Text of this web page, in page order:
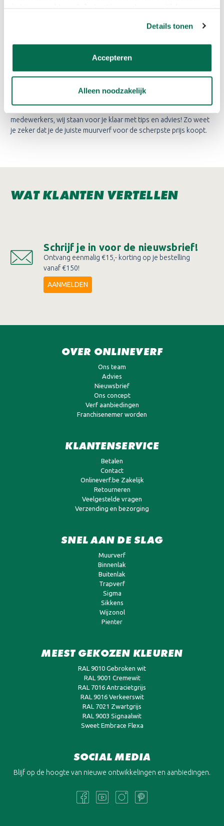
Details tonen
Accepteren
Alleen noodzakelijk
Voor een sterk zuigende ondergrond of een nog nooit
voorstrijk.
Voor het schilderen van een hele kamer voeg je plafondverf
Heb je vragen rondom muurverf aanbiedingen, wil je overleggen
medewerkers, wij staan voor je klaar met tips en advies! Zo weet
je zeker dat je de juiste muurverf voor de scherpste prijs koopt.
WAT KLANTEN VERTELLEN
Schrijf je in voor de nieuwsbrief!
Ontvang eenmalig €15,- korting op je bestelling
vanaf €150!
AANMELDEN
OVER ONLINEVERF
Ons team
Advies
Nieuwsbrief
Ons concept
Verf aanbiedingen
Franchisenemer worden
KLANTENSERVICE
Betalen
Contact
Onlineverf.be Zakelijk
Retourneren
Veelgestelde vragen
Verzending en bezorging
SNEL AAN DE SLAG
Muurverf
Binnenlak
Buitenlak
Trapverf
Sigma
Sikkens
Wijzonol
Pienter
MEEST GEKOZEN KLEUREN
RAL 9010 Gebroken wit
RAL 9001 Cremewit
RAL 7016 Antracietgrijs
RAL 9016 Verkeerswit
RAL 7021 Zwartgrijs
RAL 9003 Signaalwit
Sweet Embrace Flexa
SOCIAL MEDIA
Blijf op de hoogte van nieuwe ontwikkelingen en aanbiedingen.